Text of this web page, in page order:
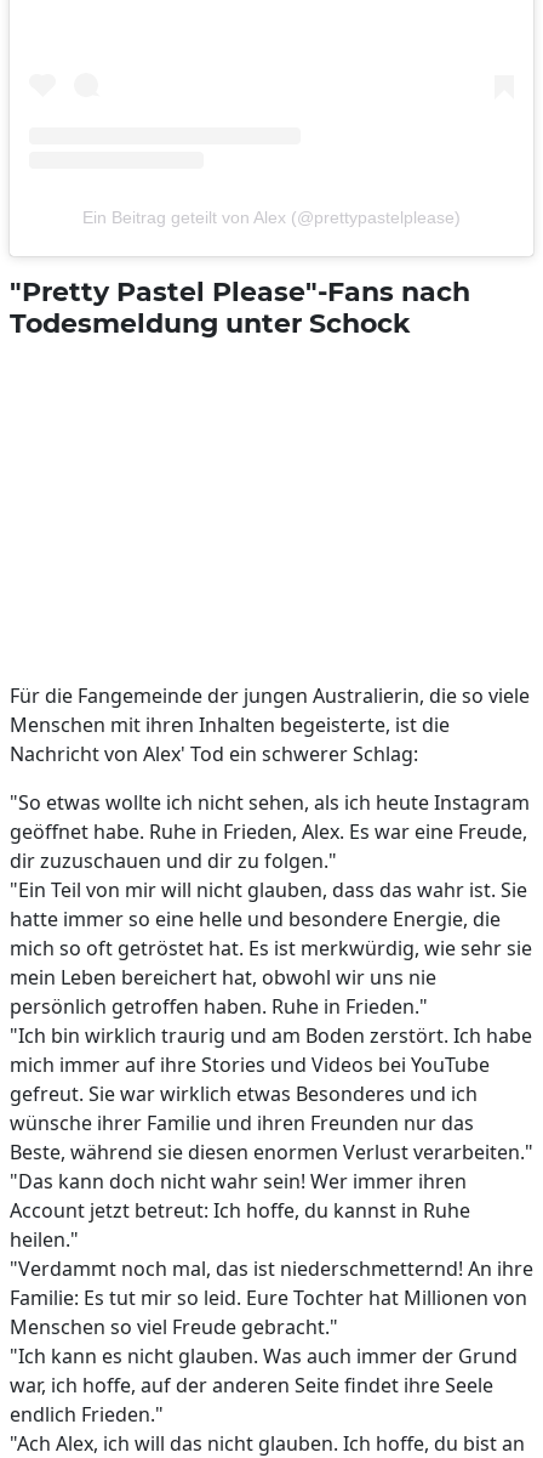
Ein Beitrag geteilt von Alex (@prettypastelplease)
"Pretty Pastel Please"-Fans nach
Todesmeldung unter Schock
Für die Fangemeinde der jungen Australierin, die so viele
Menschen mit ihren Inhalten begeisterte, ist die
Nachricht von Alex' Tod ein schwerer Schlag:
"So etwas wollte ich nicht sehen, als ich heute Instagram
geöffnet habe. Ruhe in Frieden, Alex. Es war eine Freude,
dir zuzuschauen und dir zu folgen."
"Ein Teil von mir will nicht glauben, dass das wahr ist. Sie
hatte immer so eine helle und besondere Energie, die
mich so oft getröstet hat. Es ist merkwürdig, wie sehr sie
mein Leben bereichert hat, obwohl wir uns nie
persönlich getroffen haben. Ruhe in Frieden."
"Ich bin wirklich traurig und am Boden zerstört. Ich habe
mich immer auf ihre Stories und Videos bei YouTube
gefreut. Sie war wirklich etwas Besonderes und ich
wünsche ihrer Familie und ihren Freunden nur das
Beste, während sie diesen enormen Verlust verarbeiten."
"Das kann doch nicht wahr sein! Wer immer ihren
Account jetzt betreut: Ich hoffe, du kannst in Ruhe
heilen."
"Verdammt noch mal, das ist niederschmetternd! An ihre
Familie: Es tut mir so leid. Eure Tochter hat Millionen von
Menschen so viel Freude gebracht."
"Ich kann es nicht glauben. Was auch immer der Grund
war, ich hoffe, auf der anderen Seite findet ihre Seele
endlich Frieden."
"Ach Alex, ich will das nicht glauben. Ich hoffe, du bist an